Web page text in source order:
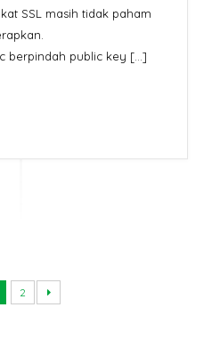
SSL masih tidak paham
berpindah public key […]
2